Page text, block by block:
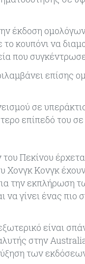
ομολόγων
κουπόνι να
που
επίσης
σε
επίπεδό του
Πεκίνου
Κονγκ
την
να γίνει ένας
είναι
στην
των